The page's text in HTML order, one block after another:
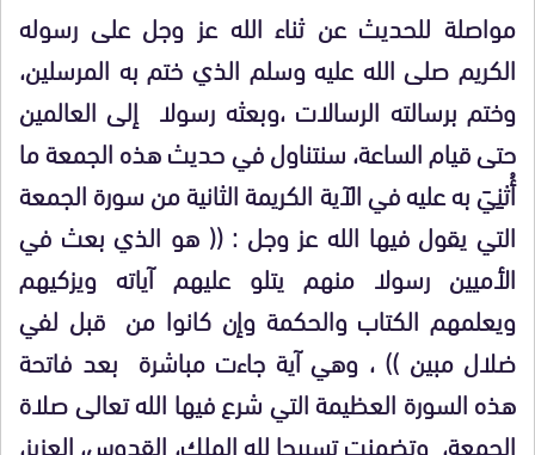
مواصلة للحديث عن ثناء الله عز وجل على رسوله
الكريم صلى الله عليه وسلم الذي ختم به المرسلين،
وختم برسالته الرسالات ،وبعثه رسولا إلى العالمين
حتى قيام الساعة، سنتناول في حديث هذه الجمعة ما
أُثنِيَ به عليه في الآية الكريمة الثانية من سورة الجمعة
التي يقول فيها الله عز وجل :(( هو الذي بعث في
الأميين رسولا منهم يتلو عليهم آياته ويزكيهم
ويعلمهم الكتاب والحكمة وإن كانوا من قبل لفي
ضلال مبين )) ، وهي آية جاءت مباشرة بعد فاتحة
هذه السورة العظيمة التي شرع فيها الله تعالى صلاة
الجمعة، وتضمنت تسبيحا لله الملك، القدوس، العزيز،